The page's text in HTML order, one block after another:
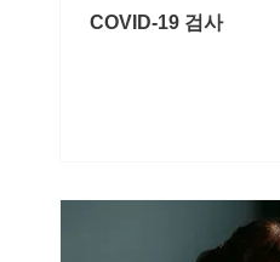
COVID-19 검사